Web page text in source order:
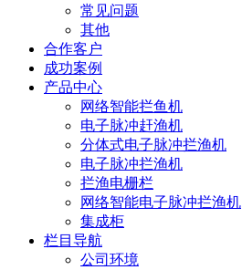
常见问题
其他
合作客户
成功案例
产品中心
网络智能拦鱼机
电子脉冲赶渔机
分体式电子脉冲拦渔机
电子脉冲拦渔机
拦渔电栅栏
网络智能电子脉冲拦渔机
集成柜
栏目导航
公司环境